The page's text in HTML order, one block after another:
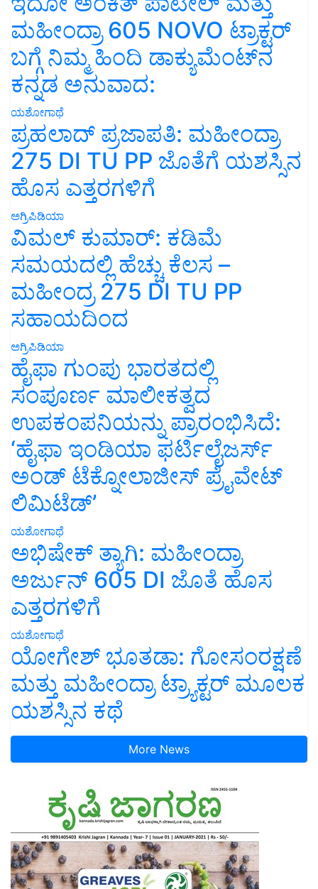
ಮಹೀಂದ್ರಾ 605 NOVO ಟ್ರಾಕ್ಟರ್
ಬಗ್ಗೆ ನಿಮ್ಮ ಹಿಂದಿ ಡಾಕ್ಯುಮೆಂಟ್‌ನ
ಕನ್ನಡ ಅನುವಾದ:
ಯಶೋಗಾಥೆ
ಪ್ರಹಲಾದ್ ಪ್ರಜಾಪತಿ: ಮಹೀಂದ್ರಾ
275 DI TU PP ಜೊತೆಗೆ ಯಶಸ್ಸಿನ
ಹೊಸ ಎತ್ತರಗಳಿಗೆ
ಅಗ್ರಿಪಿಡಿಯಾ
ವಿಮಲ್ ಕುಮಾರ್: ಕಡಿಮೆ
ಸಮಯದಲ್ಲಿ ಹೆಚ್ಚು ಕೆಲಸ –
ಮಹೀಂದ್ರ 275 DI TU PP
ಸಹಾಯದಿಂದ
ಅಗ್ರಿಪಿಡಿಯಾ
ಹೈಫಾ ಗುಂಪು ಭಾರತದಲ್ಲಿ
ಸಂಪೂರ್ಣ ಮಾಲೀಕತ್ವದ
ಉಪಕಂಪನಿಯನ್ನು ಪ್ರಾರಂಭಿಸಿದೆ:
‘ಹೈಫಾ ಇಂಡಿಯಾ ಫರ್ಟಿಲೈಜರ್ಸ್
ಅಂಡ್ ಟೆಕ್ನೋಲಾಜೀಸ್ ಪ್ರೈವೇಟ್
ಲಿಮಿಟೆಡ್’
ಯಶೋಗಾಥೆ
ಅಭಿಷೇಕ್ ತ್ಯಾಗಿ: ಮಹೀಂದ್ರಾ
ಅರ್ಜುನ್ 605 DI ಜೊತೆ ಹೊಸ
ಎತ್ತರಗಳಿಗೆ
ಯಶೋಗಾಥೆ
ಯೋಗೇಶ್ ಭೂತಡಾ: ಗೋಸಂರಕ್ಷಣೆ
ಮತ್ತು ಮಹೀಂದ್ರಾ ಟ್ರ್ಯಾಕ್ಟರ್ ಮೂಲಕ
ಯಶಸ್ಸಿನ ಕಥೆ
More News